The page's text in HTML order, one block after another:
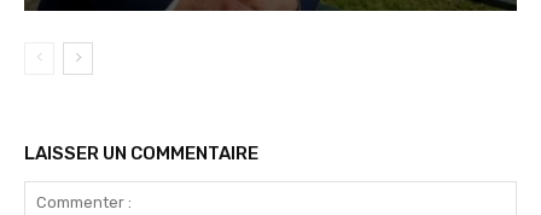
LAISSER UN COMMENTAIRE